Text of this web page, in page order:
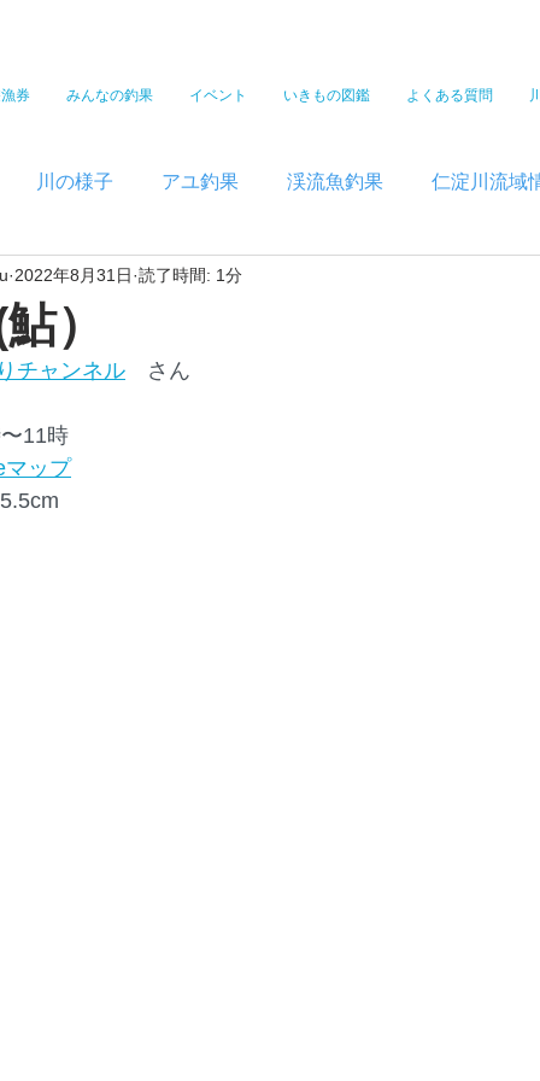
券 みんなの釣果 イベント いきもの図鑑 よくある質問
川の様子 アユ釣果 渓流魚釣果 仁淀川流域
）
2022年8月31日 読了時間: 1分
チャンネル さん
11時
マップ